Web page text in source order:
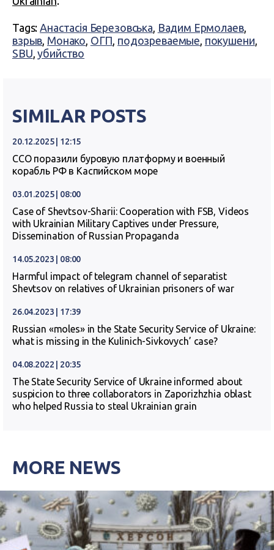
Tags:Анастасія Березовська, Вадим Ермолаев,
взрыв, Монако, ОГП, подозреваемые, покушени,
SBU,убийство
SIMILAR POSTS
20.12.2025 | 12:15
ССО поразили буровую платформу и военный
корабль РФ в Каспийском море
03.01.2025 | 08:00
Case of Shevtsov-Sharii: Cooperation with FSB, Videos
with Ukrainian Military Captives under Pressure,
Dissemination of Russian Propaganda
14.05.2023 | 08:00
Harmful impact of telegram channel of separatist
Shevtsov on relatives of Ukrainian prisoners of war
26.04.2023 | 17:39
Russian «moles» in the State Security Service of Ukraine:
what is missing in the Kulinich-Sivkovych’ case?
04.08.2022 | 20:35
The State Security Service of Ukraine informed about
suspicion to three collaborators in Zaporizhzhia oblast
who helped Russia to steal Ukrainian grain
MORE NEWS